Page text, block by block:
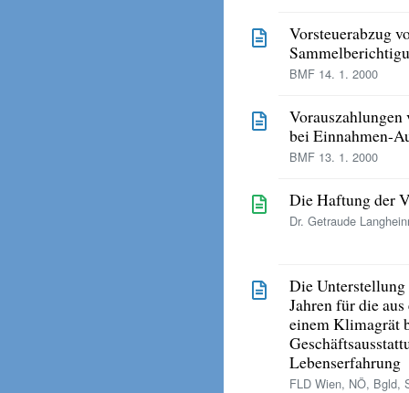
Vorsteuerabzug
BMF 14. 1. 2000
bei Einnahmen-
BMF 13. 1. 2000
Die Haftung der
Dr. Getraude
Die Unterstellung
Jahren für die
einem Klimagrät
Lebenserfahrung
FLD Wien, NÖ, Bgld,